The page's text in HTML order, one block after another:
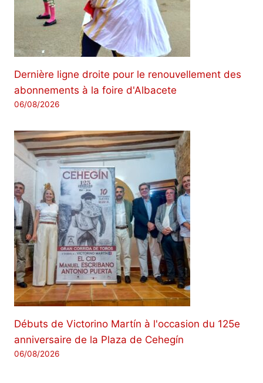
Dernière ligne droite pour le renouvellement des
abonnements à la foire d'Albacete
06/08/2026
Débuts de Victorino Martín à l'occasion du 125e
anniversaire de la Plaza de Cehegín
06/08/2026